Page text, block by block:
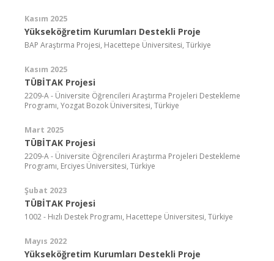
Kasım 2025
Yükseköğretim Kurumları Destekli Proje
BAP Araştırma Projesi, Hacettepe Üniversitesi, Türkiye
Kasım 2025
TÜBİTAK Projesi
2209-A - Üniversite Öğrencileri Araştırma Projeleri Destekleme
Programı, Yozgat Bozok Üniversitesi, Türkiye
Mart 2025
TÜBİTAK Projesi
2209-A - Üniversite Öğrencileri Araştırma Projeleri Destekleme
Programı, Erciyes Üniversitesi, Türkiye
Şubat 2023
TÜBİTAK Projesi
1002 - Hızlı Destek Programı, Hacettepe Üniversitesi, Türkiye
Mayıs 2022
Yükseköğretim Kurumları Destekli Proje